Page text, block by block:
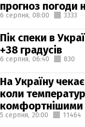
прогноз погоди
6 серпня, 08:00 3333
Пік спеки в
+38 градусів
6 серпня, 06:40 830
На Україну
коли
комфортнішими
5 серпня, 20:00 11464